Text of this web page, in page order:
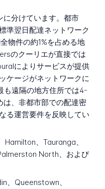
に分けています。都市
準翌日配達ネットワーク
物件の約1%を占める地
のクーリエが直接では
によりサービスが提供
ケージがネットワークに
も遠隔の地方住所では4-
、非都市部での配達密
る運営要件を反映してい
、Tauranga、
North、および
、Queenstown、